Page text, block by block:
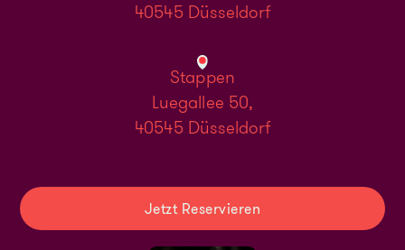
40545 Düsseldorf
Stappen
Luegallee 50,
40545 Düsseldorf
Jetzt Reservieren